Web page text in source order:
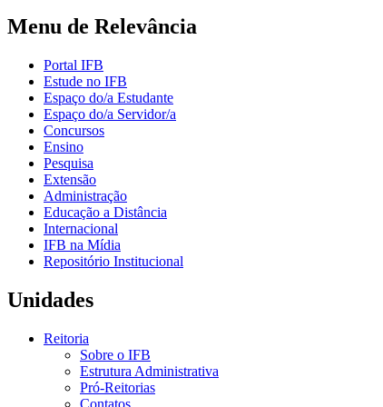
Menu de Relevância
Portal IFB
Estude no IFB
Espaço do/a Estudante
Espaço do/a Servidor/a
Concursos
Ensino
Pesquisa
Extensão
Administração
Educação a Distância
Internacional
IFB na Mídia
Repositório Institucional
Unidades
Reitoria
Sobre o IFB
Estrutura Administrativa
Pró-Reitorias
Contatos